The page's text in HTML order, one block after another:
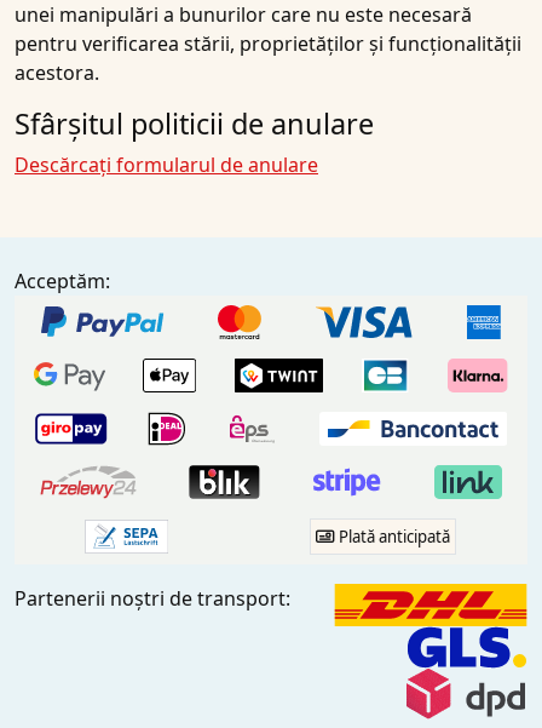
unei manipulări a bunurilor care nu este necesară
pentru verificarea stării, proprietăților și funcționalității
acestora.
Sfârșitul politicii de anulare
Descărcați formularul de anulare
Acceptăm:
Plată anticipată
Partenerii noștri de transport: